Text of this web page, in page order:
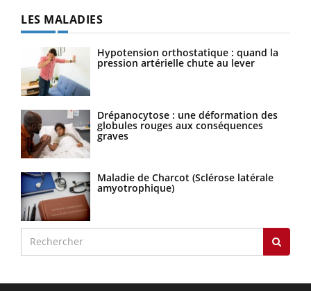
LES MALADIES
Hypotension orthostatique : quand la
pression artérielle chute au lever
Drépanocytose : une déformation des
globules rouges aux conséquences
graves
Maladie de Charcot (Sclérose latérale
amyotrophique)